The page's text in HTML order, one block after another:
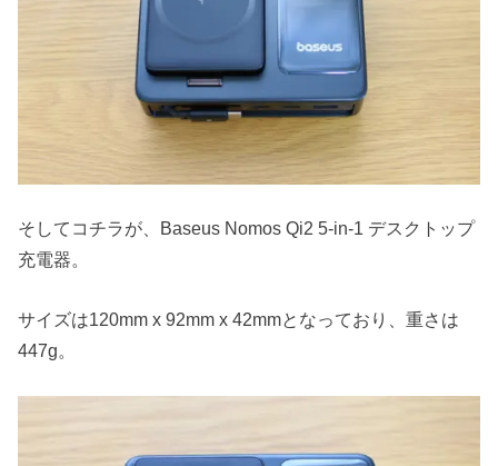
そしてコチラが、Baseus Nomos Qi2 5-in-1 デスクトップ
充電器。
サイズは120mm x 92mm x 42mmとなっており、重さは
447g。